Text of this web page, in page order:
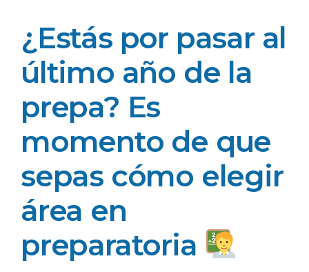
¿Estás por pasar al
último año de la
prepa? Es
momento de que
sepas cómo elegir
área en
preparatoria ​